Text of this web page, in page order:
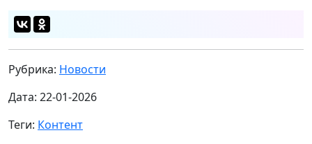
Рубрика: Новости
Дата: 22-01-2026
Теги: Контент